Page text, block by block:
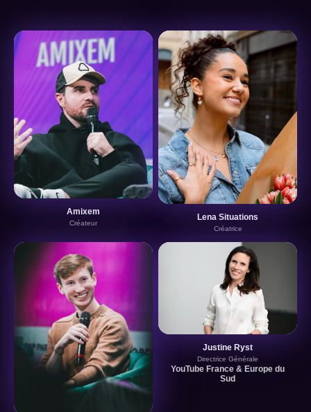
Amixem
Créateur
Lena Situations
Créatrice
Justine Ryst
Directrice Générale
YouTube France & Europe du
Sud